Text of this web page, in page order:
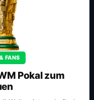
FANS
Pokal zum